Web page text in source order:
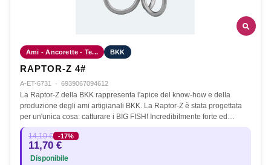
Ami - Ancorette - Te... BKK
RAPTOR-Z 4#
A-ET-6731 · 6939067094612
La Raptor-Z della BKK rappresenta l'apice del know-how e della
produzione degli ami artigianali BKK. La Raptor-Z è stata progettata
per un'unica cosa: catturare i BIG FISH! Incredibilmente forte ed…
14,10 € -17%
11,70 €
Disponibile